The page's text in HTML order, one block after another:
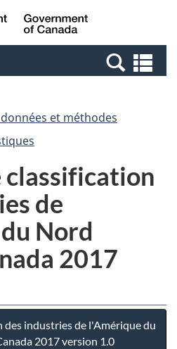
Passer
au
Passer
à
Canada
et
et méthodes
classification
de
Nord
2017
des industries de l'Amérique du
2017 version 1.0